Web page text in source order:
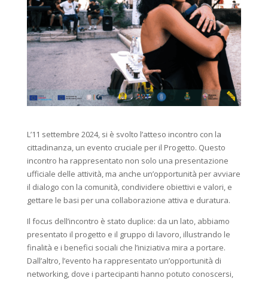
L’11 settembre 2024, si è svolto l’atteso incontro con la
cittadinanza, un evento cruciale per il Progetto. Questo
incontro ha rappresentato non solo una presentazione
ufficiale delle attività, ma anche un’opportunità per avviare
il dialogo con la comunità, condividere obiettivi e valori, e
gettare le basi per una collaborazione attiva e duratura.
Il focus dell’incontro è stato duplice: da un lato, abbiamo
presentato il progetto e il gruppo di lavoro, illustrando le
finalità e i benefici sociali che l’iniziativa mira a portare.
Dall’altro, l’evento ha rappresentato un’opportunità di
networking, dove i partecipanti hanno potuto conoscersi,